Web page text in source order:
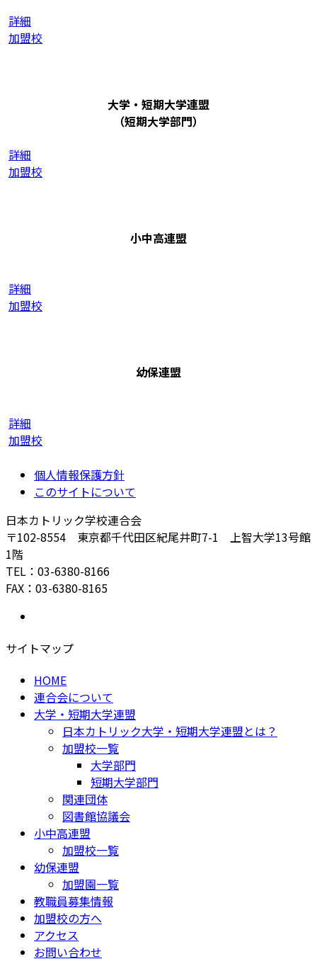
詳細
加盟校
大学・短期大学連盟
（短期大学部門）
詳細
加盟校
小中高連盟
詳細
加盟校
幼保連盟
詳細
加盟校
個人情報保護方針
このサイトについて
日本カトリック学校連合会
〒102-8554 東京都千代田区紀尾井町7-1 上智大学13号館
1階
TEL：03-6380-8166
FAX：03-6380-8165
サイトマップ
HOME
連合会について
大学・短期大学連盟
日本カトリック大学・短期大学連盟とは？
加盟校一覧
大学部門
短期大学部門
関連団体
図書館協議会
小中高連盟
加盟校一覧
幼保連盟
加盟園一覧
教職員募集情報
加盟校の方へ
アクセス
お問い合わせ